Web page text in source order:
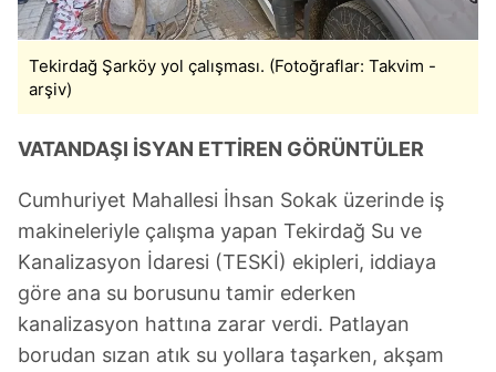
Tekirdağ Şarköy yol çalışması. (Fotoğraflar: Takvim -
arşiv)
VATANDAŞI İSYAN ETTİREN GÖRÜNTÜLER
Cumhuriyet Mahallesi İhsan Sokak üzerinde iş
makineleriyle çalışma yapan Tekirdağ Su ve
Kanalizasyon İdaresi (TESKİ) ekipleri, iddiaya
göre ana su borusunu tamir ederken
kanalizasyon hattına zarar verdi. Patlayan
borudan sızan atık su yollara taşarken, akşam